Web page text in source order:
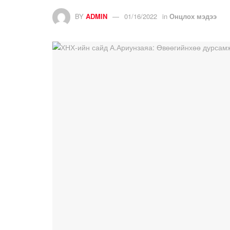
BY ADMIN 01/16/2022 in Онцлох мэдээ